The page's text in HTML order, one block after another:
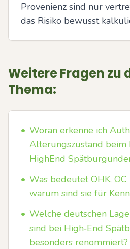
Provenienz sind nur
das Risiko bewusst
Weitere Fragen zu
Thema:
• Woran erkenne ich
Alterungszustand beim
HighEnd
• Was bedeutet OHK,
warum sind sie für
• Welche deutschen
sind bei High‑End
besonders renommiert?